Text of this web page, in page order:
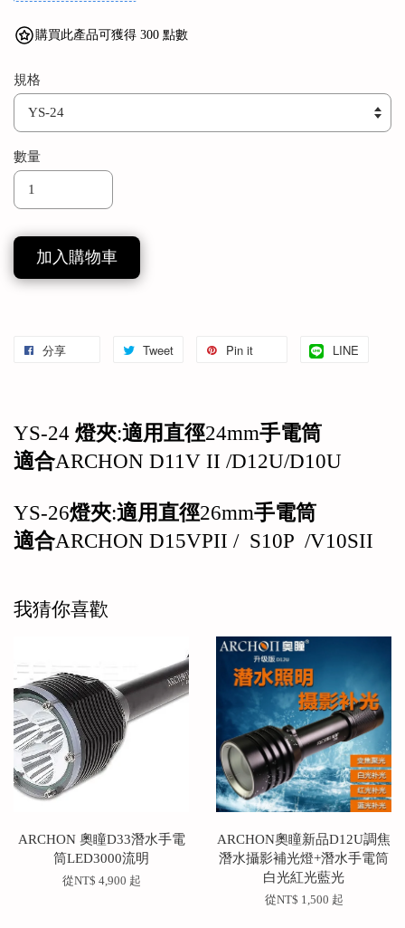
購買此產品可獲得 300 點數
規格
數量
加入購物車
分享 Tweet Pin it LINE
YS-24 燈夾:適用直徑24mm手電筒
適合ARCHON D11V II /D12U/D10U
YS-26燈夾:適用直徑26mm手電筒
適合ARCHON D15VPII / S10P /V10SII
我猜你喜歡
ARCHON 奧瞳D33潛水手電
筒LED3000流明
從NT$ 4,900 起
ARCHON奧瞳新品D12U調焦
潛水攝影補光燈+潛水手電筒
白光紅光藍光
從NT$ 1,500 起